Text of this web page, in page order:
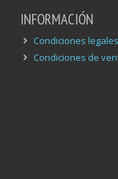
INFORMACIÓN
Condiciones legales
Condiciones de